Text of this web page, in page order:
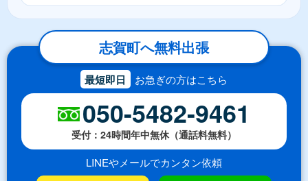
志賀町へ無料出張
最短即日 お急ぎの方はこちら
050-5482-9461
受付：24時間年中無休（通話料無料）
LINEやメールでカンタン依頼